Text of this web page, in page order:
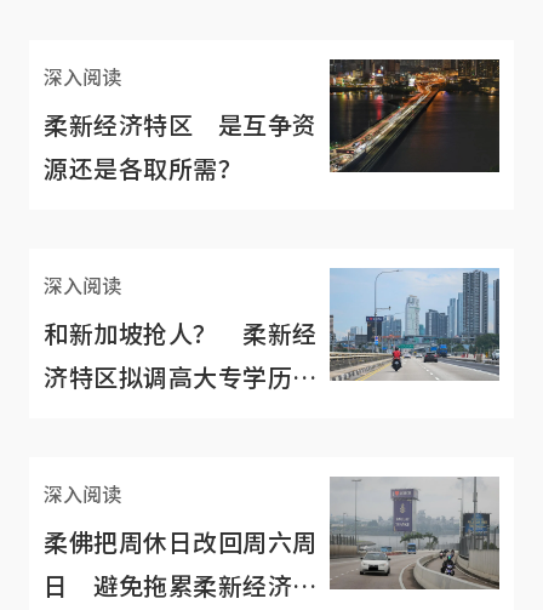
深入阅读
柔新经济特区 是互争资
源还是各取所需？
深入阅读
和新加坡抢人？ 柔新经
济特区拟调高大专学历者
深入阅读
柔佛把周休日改回周六周
日 避免拖累柔新经济特